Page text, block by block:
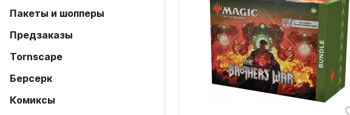
Пакеты и шопперы
Предзаказы
Tornscape
Берсерк
Комиксы